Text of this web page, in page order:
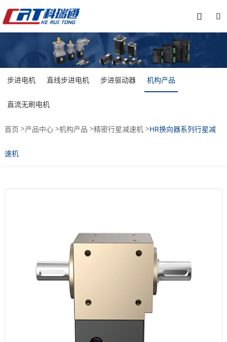


步进电机 直线步进电机 步进驱动器 机构产品
直流无刷电机
首页 >产品中心>机构产品 >精密行星减速机>HR换向器系列行星减
速机